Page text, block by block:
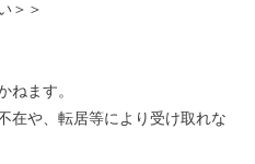
＞＞
ねます。
在や、転居等により受け取れな